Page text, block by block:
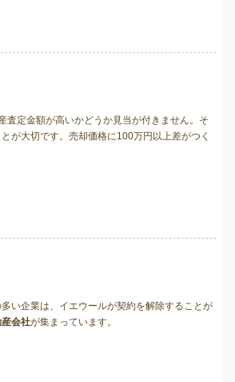
査定金額が高いかどうか見当が付きません。そ
が大切です。売却価格に100万円以上差がつく
い企業は、イエウールが契約を解除することが
会社が集まっています。